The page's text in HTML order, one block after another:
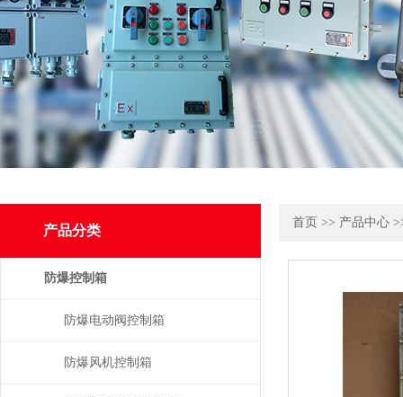
首页 >> 产品中心
产品分类
防爆控制箱
防爆电动阀控制箱
防爆风机控制箱